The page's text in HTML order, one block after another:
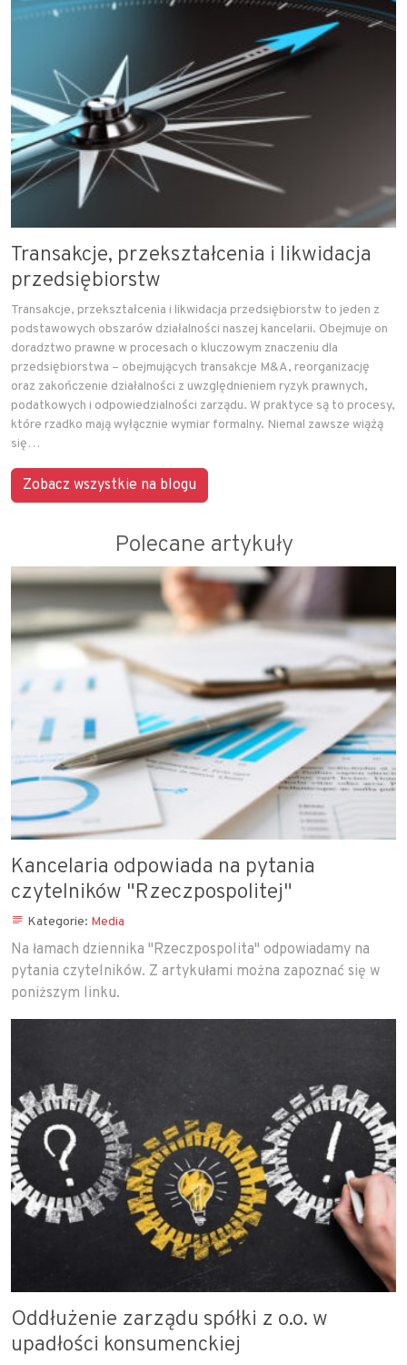
Transakcje, przekształcenia i likwidacja
przedsiębiorstw
Transakcje, przekształcenia i likwidacja przedsiębiorstw to jeden z
podstawowych obszarów działalności naszej kancelarii. Obejmuje on
doradztwo prawne w procesach o kluczowym znaczeniu dla
przedsiębiorstwa – obejmujących transakcje M&A, reorganizację
oraz zakończenie działalności z uwzględnieniem ryzyk prawnych,
podatkowych i odpowiedzialności zarządu. W praktyce są to procesy,
które rzadko mają wyłącznie wymiar formalny. Niemal zawsze wiążą
się…
Zobacz wszystkie na blogu
Polecane artykuły
Kancelaria odpowiada na pytania
czytelników "Rzeczpospolitej"
Kategorie: Media
Na łamach dziennika "Rzeczpospolita" odpowiadamy na
pytania czytelników. Z artykułami można zapoznać się w
poniższym linku.
Oddłużenie zarządu spółki z o.o. w
upadłości konsumenckiej